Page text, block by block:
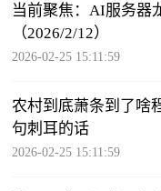
当前聚焦：AI服务器
（2026/2/12）
2026-02-25 15:11:59
农村到底萧条到了啥
句刺耳的话
2026-02-25 15:11:59